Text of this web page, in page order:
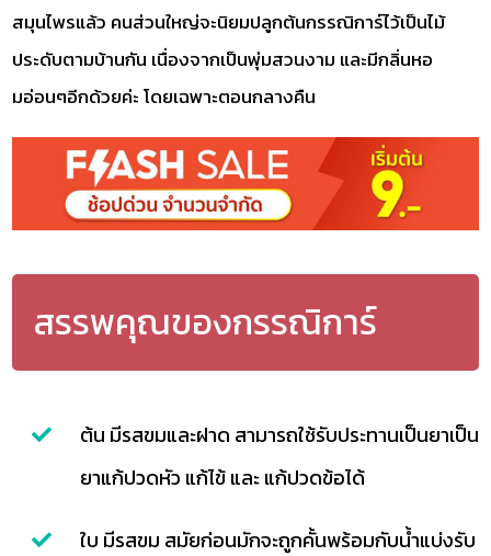
สมุนไพรแล้ว คนส่วนใหญ่จะนิยมปลูกต้นกรรณิการ์ไว้เป็นไม้
ประดับตามบ้านกัน เนื่องจากเป็นพุ่มสวนงาม และมีกลิ่นหอ
มอ่อนๆอีกด้วยค่ะ โดยเฉพาะตอนกลางคืน
สรรพคุณของกรรณิการ์
ต้น มีรสขมและฝาด สามารถใช้รับประทานเป็นยาเป็น
ยาแก้ปวดหัว แก้ไข้ และ แก้ปวดข้อได้
ใบ มีรสขม สมัยก่อนมักจะถูกคั้นพร้อมกับน้ำแบ่งรับ